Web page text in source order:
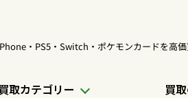
・PS5・Switch・ポケモンカードを高
買取カテゴリー 買